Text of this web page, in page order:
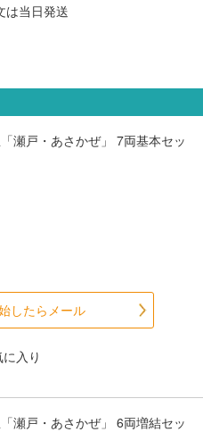
は当日発送
瀬戸・あさかぜ」 7両基本セッ
したらメール
入り
瀬戸・あさかぜ」 6両増結セッ